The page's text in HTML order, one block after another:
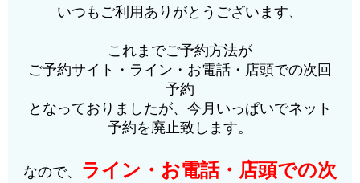
いつもご利用ありがとうございます、
これまでご予約方法が
ご予約サイト・ライン・お電話・店頭での次回
予約
となっておりましたが、今月いっぱいでネット
予約を廃止致します。
なので、 ライン・お電話・店頭での次